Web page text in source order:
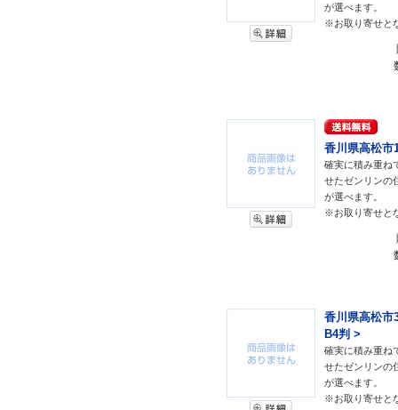
が選べます。
※お取り寄せと
香川県高松市
確実に積み重ね
せたゼンリンの
が選べます。
※お取り寄せと
香川県高松市
B4判 >
確実に積み重ね
せたゼンリンの
が選べます。
※お取り寄せと